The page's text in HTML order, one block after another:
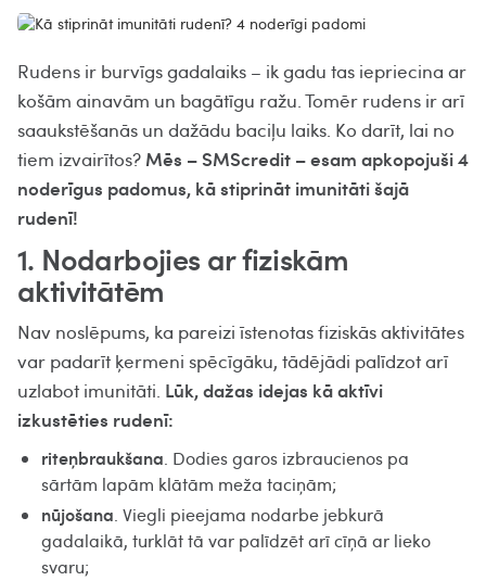
Rudens ir burvīgs gadalaiks – ik gadu tas iepriecina ar
košām ainavām un bagātīgu ražu. Tomēr rudens ir arī
saaukstēšanās un dažādu baciļu laiks. Ko darīt, lai no
tiem izvairītos? Mēs – SMScredit – esam apkopojuši 4
noderīgus padomus, kā stiprināt imunitāti šajā
rudenī!
1. Nodarbojies ar fiziskām
aktivitātēm
Nav noslēpums, ka pareizi īstenotas fiziskās aktivitātes
var padarīt ķermeni spēcīgāku, tādējādi palīdzot arī
uzlabot imunitāti. Lūk, dažas idejas kā aktīvi
izkustēties rudenī:
riteņbraukšana. Dodies garos izbraucienos pa
sārtām lapām klātām meža taciņām;
nūjošana. Viegli pieejama nodarbe jebkurā
gadalaikā, turklāt tā var palīdzēt arī cīņā ar lieko
svaru;